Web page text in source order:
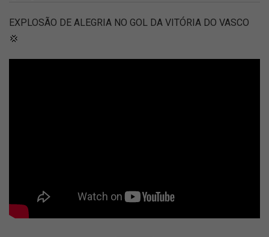
EXPLOSÃO DE ALEGRIA NO GOL DA VITÓRIA DO VASCO
💢